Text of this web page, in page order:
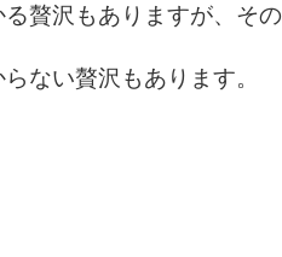
贅沢もありますが、そ
ない贅沢もあります。